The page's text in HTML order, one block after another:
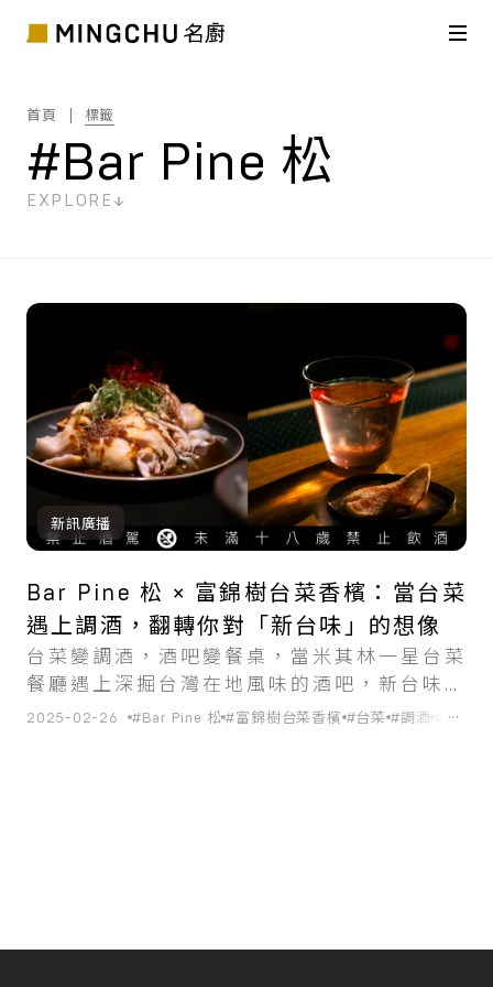
首頁 標籤
#Bar Pine 松
EXPLORE
新訊廣播
Bar Pine 松 × 富錦樹台菜香檳：當台菜
遇上調酒，翻轉你對「新台味」的想像
台菜變調酒，酒吧變餐桌，當米其林一星台菜
餐廳遇上深掘台灣在地風味的酒吧，新台味的
邊界被重新定義！
2025-02-26 #Bar Pine 松 #富錦樹台菜香檳 #台菜 #調酒 #米其林
...